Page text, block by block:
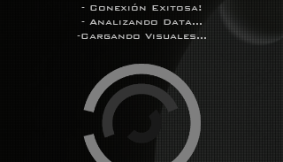
- Conexión Exitosa!
- Analizando Data...
-Cargando Visuales...